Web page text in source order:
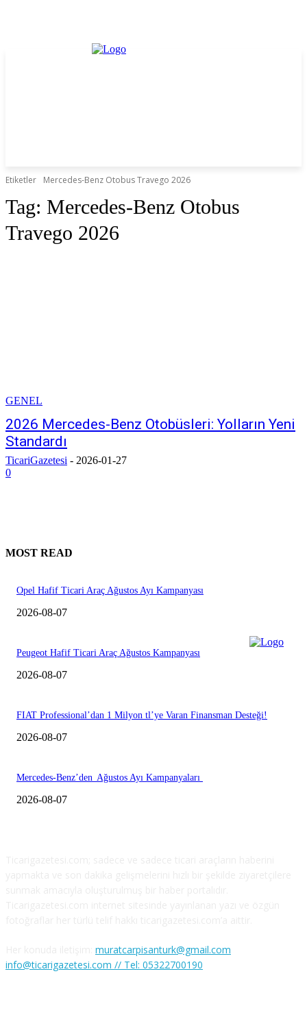
Etiketler Mercedes-Benz Otobus Travego 2026
Tag: Mercedes-Benz Otobus
Travego 2026
GENEL
2026 Mercedes-Benz Otobüsleri: Yolların Yeni
Standardı
TicariGazetesi - 2026-01-27
0
MOST READ
Opel Hafif Ticari Araç Ağustos Ayı Kampanyası
2026-08-07
Peugeot Hafif Ticari Araç Ağustos Kampanyası
2026-08-07
FIAT Professional’dan 1 Milyon tl’ye Varan Finansman Desteği!
2026-08-07
Mercedes-Benz’den Ağustos Ayı Kampanyaları
2026-08-07
muratcarpisanturk@gmail.com
info@ticarigazetesi.com // Tel: 05322700190